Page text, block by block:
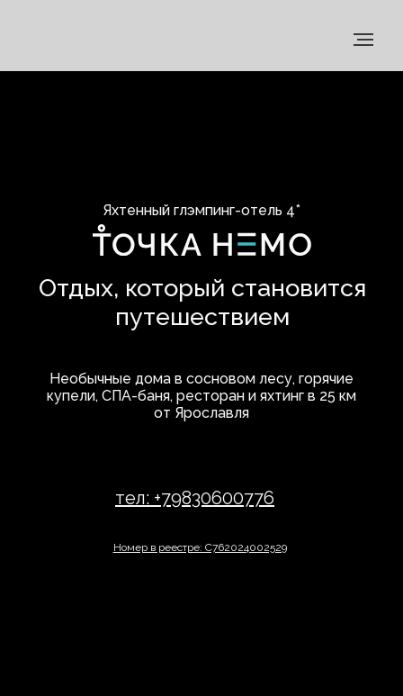
Отдых, который становится
путешествием
Необычные дома в сосновом лесу, горячие
купели, СПА-баня, ресторан и яхтинг в 25 км
от Ярославля
Яхтенный глэмпинг-отель 4*
Номер в реестре: С762024002529
тел: +79830600776